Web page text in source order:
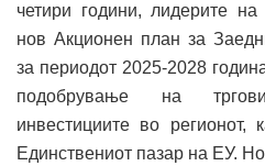
четири години, лидерите
нов Акционен план за
за периодот 2025-2028
подобрување на
инвестициите во регионот,
Единствениот пазар на ЕУ.